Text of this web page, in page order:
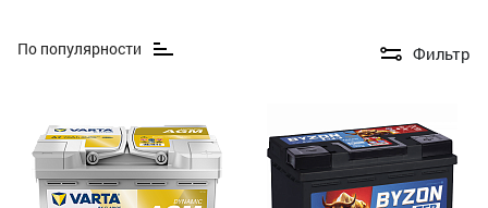
По популярности Фильтр